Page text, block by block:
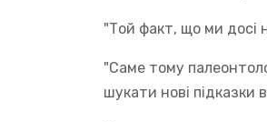
"Той факт, що ми досі
"Саме тому
шукати нові підказки